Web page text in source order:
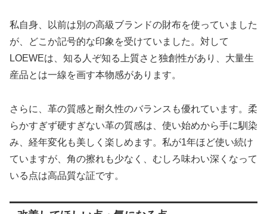
私自身、以前は別の高級ブランドの財布を使っていました
が、どこか記号的な印象を受けていました。対して
LOEWEは、知る人ぞ知る上質さと独創性があり、大量生
産品とは一線を画す本物感があります。
さらに、革の質感と耐久性のバランスも優れています。柔
らかすぎず硬すぎない革の質感は、使い始めから手に馴染
み、経年変化も美しく楽しめます。私が1年ほど使い続け
ていますが、角の擦れも少なく、むしろ味わい深くなって
いる点は高品質な証です。